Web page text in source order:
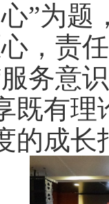
”为
，责
务意
既有
的成长